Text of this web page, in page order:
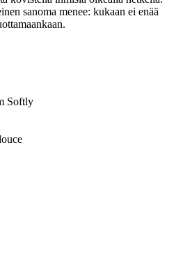
sanoma menee: kukaan ei enää
Softly